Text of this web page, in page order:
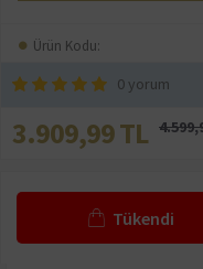
Ürün Kodu:
0 yorum
3.909,99 TL
Tükendi